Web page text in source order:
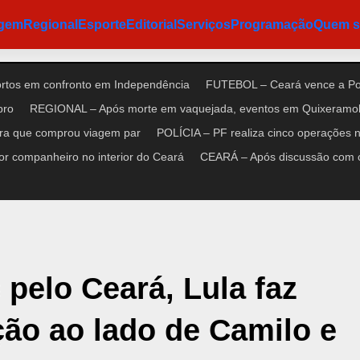
Regional EsporteEditorial ServiçosProgramaçãoQuem
em confronto em Independência
FUTEBOL – Ceará vence a
REGIONAL – Após morte em vaquejada, eventos em
que comprou viagem par
POLÍCIA – PF realiza cinco operações
companheiro no interior do Ceará
CEARÁ – Após discussão
pelo Ceará, Lula faz
ao lado de Camilo e